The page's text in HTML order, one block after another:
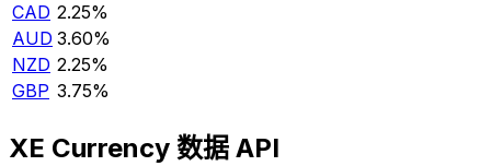
CAD 2.25%
AUD 3.60%
NZD 2.25%
GBP 3.75%
XE Currency 数据 API